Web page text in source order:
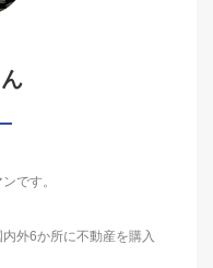
です。
外6か所に不動産を購入